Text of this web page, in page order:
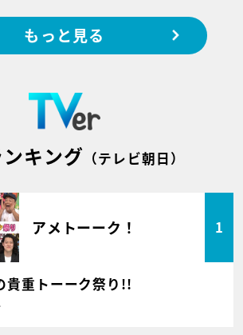
もっと見る
キング （テレビ朝日）
アメトーーク！ 1
貴重トーーク祭り!!